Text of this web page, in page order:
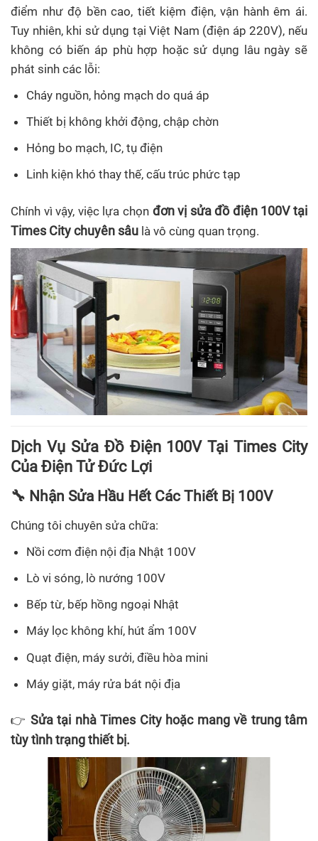
điểm như độ bền cao, tiết kiệm điện, vận hành êm ái.
Tuy nhiên, khi sử dụng tại Việt Nam (điện áp 220V), nếu
không có biến áp phù hợp hoặc sử dụng lâu ngày sẽ
phát sinh các lỗi:
Cháy nguồn, hỏng mạch do quá áp
Thiết bị không khởi động, chập chờn
Hỏng bo mạch, IC, tụ điện
Linh kiện khó thay thế, cấu trúc phức tạp
Chính vì vậy, việc lựa chọn đơn vị sửa đồ điện 100V tại
Times City chuyên sâu là vô cùng quan trọng.
Dịch Vụ Sửa Đồ Điện 100V Tại Times City
Của Điện Tử Đức Lợi
🔧 Nhận Sửa Hầu Hết Các Thiết Bị 100V
Chúng tôi chuyên sửa chữa:
Nồi cơm điện nội địa Nhật 100V
Lò vi sóng, lò nướng 100V
Bếp từ, bếp hồng ngoại Nhật
Máy lọc không khí, hút ẩm 100V
Quạt điện, máy sưởi, điều hòa mini
Máy giặt, máy rửa bát nội địa
👉 Sửa tại nhà Times City hoặc mang về trung tâm
tùy tình trạng thiết bị.